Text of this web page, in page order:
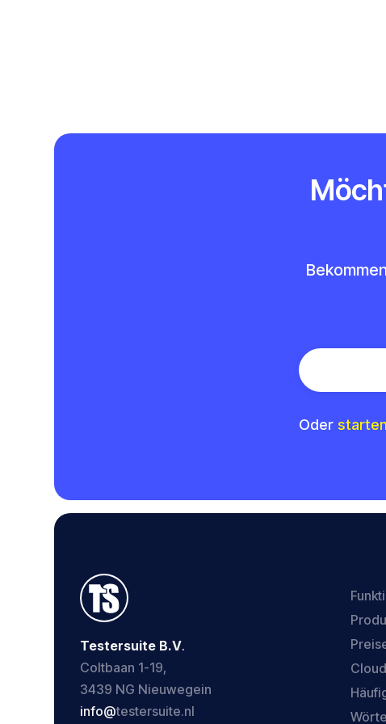
Oder
Testersuite B.V.
Coltbaan 1-19,
3439 NG Nieuwegein
‍info@testersuite.nl